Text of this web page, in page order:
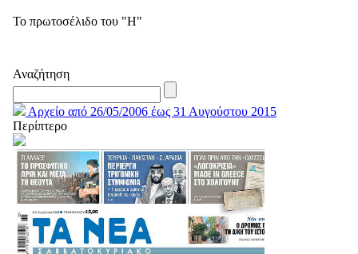
Το πρωτοσέλιδο του "Η"
Αναζήτηση
Αρχείο από 26/05/2006 έως 31 Αυγούστου 2015
Περίπτερο